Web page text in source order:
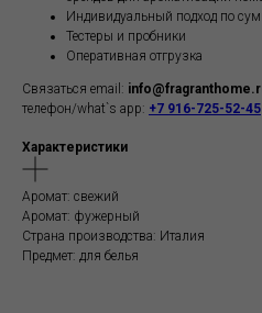
Индивидуальный подход по
Тестеры и пробники
Оперативная отгрузка
Связаться email:
телефон/what`s app: +7 916-725-52-45
Характеристики
Аромат: свежий
Аромат: фужерный
Страна производства: Италия
Предмет: для белья